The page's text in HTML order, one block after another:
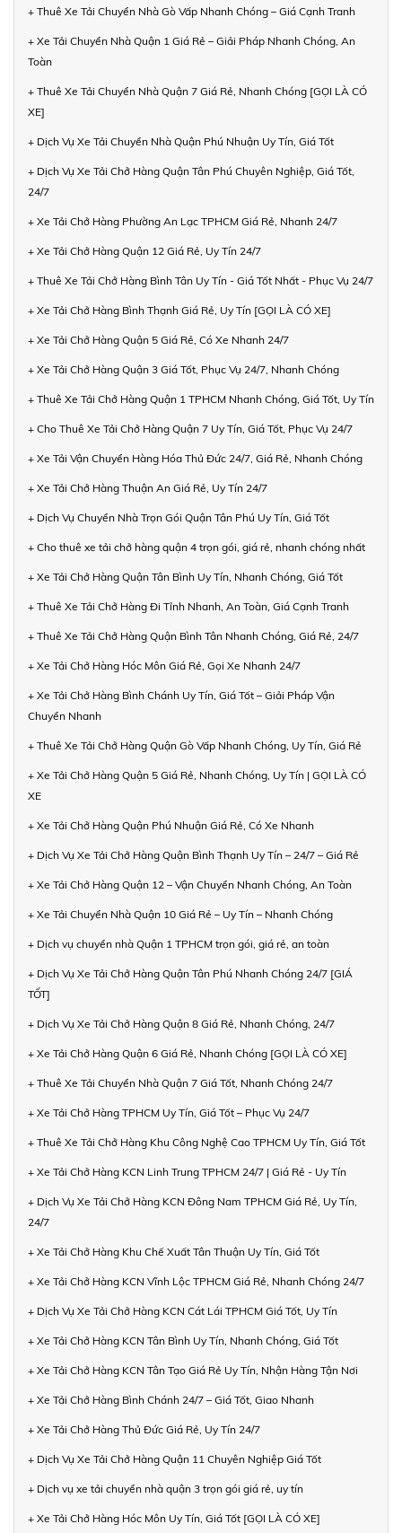
+ Thuê Xe Tải Chuyển Nhà Gò Vấp Nhanh Chóng – Giá Cạnh Tranh
+ Xe Tải Chuyển Nhà Quận 1 Giá Rẻ – Giải Pháp Nhanh Chóng, An
Toàn
+ Thuê Xe Tải Chuyển Nhà Quận 7 Giá Rẻ, Nhanh Chóng [GỌI LÀ CÓ
XE]
+ Dịch Vụ Xe Tải Chuyển Nhà Quận Phú Nhuận Uy Tín, Giá Tốt
+ Dịch Vụ Xe Tải Chở Hàng Quận Tân Phú Chuyên Nghiệp, Giá Tốt,
24/7
+ Xe Tải Chở Hàng Phường An Lạc TPHCM Giá Rẻ, Nhanh 24/7
+ Xe Tải Chở Hàng Quận 12 Giá Rẻ, Uy Tín 24/7
+ Thuê Xe Tải Chở Hàng Bình Tân Uy Tín - Giá Tốt Nhất - Phục Vụ 24/7
+ Xe Tải Chở Hàng Bình Thạnh Giá Rẻ, Uy Tín [GỌI LÀ CÓ XE]
+ Xe Tải Chở Hàng Quận 5 Giá Rẻ, Có Xe Nhanh 24/7
+ Xe Tải Chở Hàng Quận 3 Giá Tốt, Phục Vụ 24/7, Nhanh Chóng
+ Thuê Xe Tải Chở Hàng Quận 1 TPHCM Nhanh Chóng, Giá Tốt, Uy Tín
+ Cho Thuê Xe Tải Chở Hàng Quận 7 Uy Tín, Giá Tốt, Phục Vụ 24/7
+ Xe Tải Vận Chuyển Hàng Hóa Thủ Đức 24/7, Giá Rẻ, Nhanh Chóng
+ Xe Tải Chở Hàng Thuận An Giá Rẻ, Uy Tín 24/7
+ Dịch Vụ Chuyển Nhà Trọn Gói Quận Tân Phú Uy Tín, Giá Tốt
+ Cho thuê xe tải chở hàng quận 4 trọn gói, giá rẻ, nhanh chóng nhất
+ Xe Tải Chở Hàng Quận Tân Bình Uy Tín, Nhanh Chóng, Giá Tốt
+ Thuê Xe Tải Chở Hàng Đi Tỉnh Nhanh, An Toàn, Giá Cạnh Tranh
+ Thuê Xe Tải Chở Hàng Quận Bình Tân Nhanh Chóng, Giá Rẻ, 24/7
+ Xe Tải Chở Hàng Hóc Môn Giá Rẻ, Gọi Xe Nhanh 24/7
+ Xe Tải Chở Hàng Bình Chánh Uy Tín, Giá Tốt – Giải Pháp Vận
Chuyển Nhanh
+ Thuê Xe Tải Chở Hàng Quận Gò Vấp Nhanh Chóng, Uy Tín, Giá Rẻ
+ Xe Tải Chở Hàng Quận 5 Giá Rẻ, Nhanh Chóng, Uy Tín | GỌI LÀ CÓ
XE
+ Xe Tải Chở Hàng Quận Phú Nhuận Giá Rẻ, Có Xe Nhanh
+ Dịch Vụ Xe Tải Chở Hàng Quận Bình Thạnh Uy Tín – 24/7 – Giá Rẻ
+ Xe Tải Chở Hàng Quận 12 – Vận Chuyển Nhanh Chóng, An Toàn
+ Xe Tải Chuyển Nhà Quận 10 Giá Rẻ – Uy Tín – Nhanh Chóng
+ Dịch vụ chuyển nhà Quận 1 TPHCM trọn gói, giá rẻ, an toàn
+ Dịch Vụ Xe Tải Chở Hàng Quận Tân Phú Nhanh Chóng 24/7 [GIÁ
TỐT]
+ Dịch Vụ Xe Tải Chở Hàng Quận 8 Giá Rẻ, Nhanh Chóng, 24/7
+ Xe Tải Chở Hàng Quận 6 Giá Rẻ, Nhanh Chóng [GỌI LÀ CÓ XE]
+ Thuê Xe Tải Chuyển Nhà Quận 7 Giá Tốt, Nhanh Chóng 24/7
+ Xe Tải Chở Hàng TPHCM Uy Tín, Giá Tốt – Phục Vụ 24/7
+ Thuê Xe Tải Chở Hàng Khu Công Nghệ Cao TPHCM Uy Tín, Giá Tốt
+ Xe Tải Chở Hàng KCN Linh Trung TPHCM 24/7 | Giá Rẻ - Uy Tín
+ Dịch Vụ Xe Tải Chở Hàng KCN Đông Nam TPHCM Giá Rẻ, Uy Tín,
24/7
+ Xe Tải Chở Hàng Khu Chế Xuất Tân Thuận Uy Tín, Giá Tốt
+ Xe Tải Chở Hàng KCN Vĩnh Lộc TPHCM Giá Rẻ, Nhanh Chóng 24/7
+ Dịch Vụ Xe Tải Chở Hàng KCN Cát Lái TPHCM Giá Tốt, Uy Tín
+ Xe Tải Chở Hàng KCN Tân Bình Uy Tín, Nhanh Chóng, Giá Tốt
+ Xe Tải Chở Hàng KCN Tân Tạo Giá Rẻ Uy Tín, Nhận Hàng Tận Nơi
+ Xe Tải Chở Hàng Bình Chánh 24/7 – Giá Tốt, Giao Nhanh
+ Xe Tải Chở Hàng Thủ Đức Giá Rẻ, Uy Tín 24/7
+ Dịch Vụ Xe Tải Chở Hàng Quận 11 Chuyên Nghiệp Giá Tốt
+ Dịch vụ xe tải chuyển nhà quận 3 trọn gói giá rẻ, uy tín
+ Xe Tải Chở Hàng Hóc Môn Uy Tín, Giá Tốt [GỌI LÀ CÓ XE]